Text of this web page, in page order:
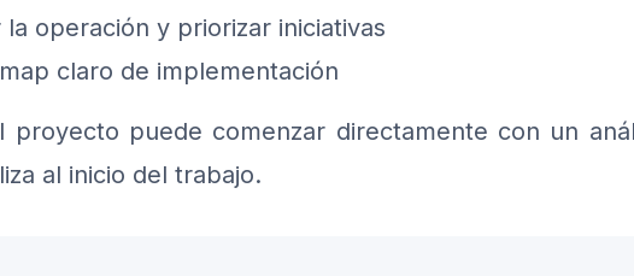
operación y priorizar iniciativas
claro de implementación
proyecto puede comenzar directamente con un
al inicio del trabajo.